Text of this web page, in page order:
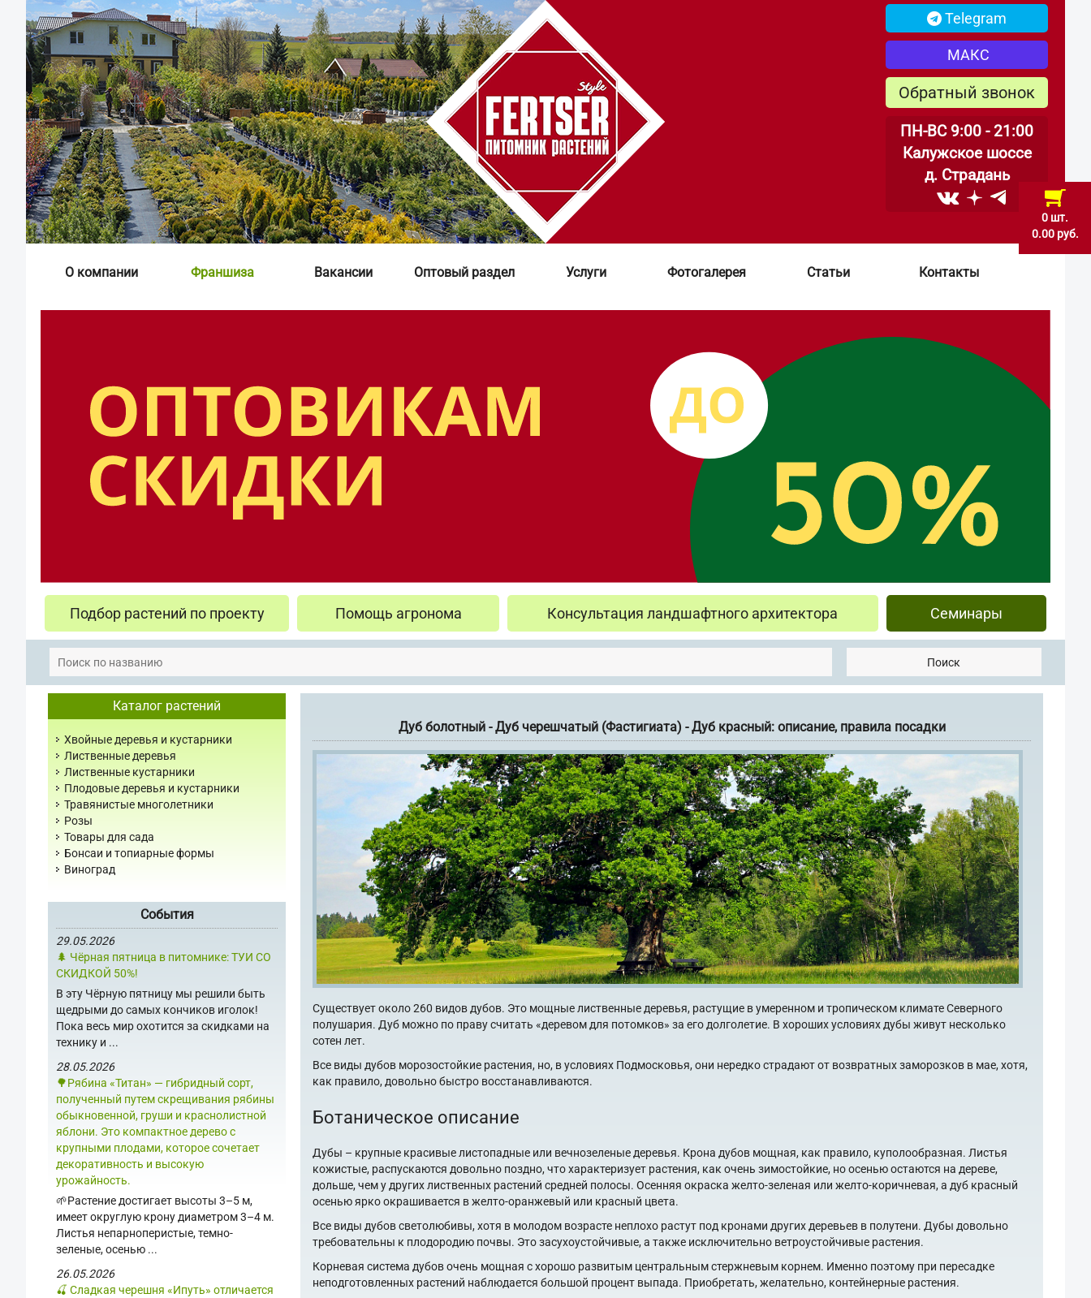
0 шт.
0.00 руб.
Telegram
МАКС
Обратный звонок
ПН-ВС 9:00 - 21:00
Калужское шоссе
д. Страдань
О компании Франшиза Вакансии Оптовый раздел Услуги Фотогалерея Статьи Контакты
Подбор растений по проекту Помощь агронома Консультация ландшафтного архитектора Семинары
Поиск
Каталог растений
Хвойные деревья и кустарники
Лиственные деревья
Лиственные кустарники
Плодовые деревья и кустарники
Травянистые многолетники
Розы
Товары для сада
Бонсаи и топиарные формы
Виноград
События
29.05.2026
🌲 Чёрная пятница в питомнике: ТУИ СО
СКИДКОЙ 50%!
В эту Чёрную пятницу мы решили быть
щедрыми до самых кончиков иголок!
Пока весь мир охотится за скидками на
технику и ...
28.05.2026
🌳Рябина «Титан» — гибридный сорт,
полученный путем скрещивания рябины
обыкновенной, груши и краснолистной
яблони. Это компактное дерево с
крупными плодами, которое сочетает
декоративность и высокую
урожайность.
🌱Растение достигает высоты 3–5 м,
имеет округлую крону диаметром 3–4 м.
Листья непарноперистые, темно-
зеленые, осенью ...
26.05.2026
🍒 Сладкая черешня «Ипуть» отличается
Дуб болотный - Дуб черешчатый (Фастигиата) - Дуб красный: описание, правила посадки
Существует около 260 видов дубов. Это мощные лиственные деревья, растущие в умеренном и тропическом климате Северного
полушария. Дуб можно по праву считать «деревом для потомков» за его долголетие. В хороших условиях дубы живут несколько
сотен лет.
Все виды дубов морозостойкие растения, но, в условиях Подмосковья, они нередко страдают от возвратных заморозков в мае, хотя,
как правило, довольно быстро восстанавливаются.
Ботаническое описание
Дубы – крупные красивые листопадные или вечнозеленые деревья. Крона дубов мощная, как правило, куполообразная. Листья
кожистые, распускаются довольно поздно, что характеризует растения, как очень зимостойкие, но осенью остаются на дереве,
дольше, чем у других лиственных растений средней полосы. Осенняя окраска желто-зеленая или желто-коричневая, а дуб красный
осенью ярко окрашивается в желто-оранжевый или красный цвета.
Все виды дубов светолюбивы, хотя в молодом возрасте неплохо растут под кронами других деревьев в полутени. Дубы довольно
требовательны к плодородию почвы. Это засухоустойчивые, а также исключительно ветроустойчивые растения.
Корневая система дубов очень мощная с хорошо развитым центральным стержневым корнем. Именно поэтому при пересадке
неподготовленных растений наблюдается большой процент выпада. Приобретать, желательно, контейнерные растения.